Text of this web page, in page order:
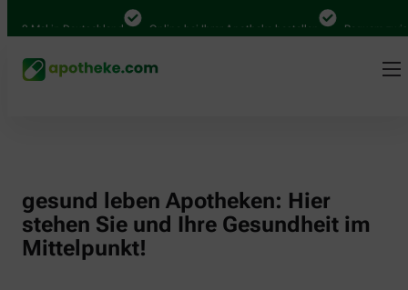
Mal in Deutschland Online bei Ihrer Apotheke bestellen Bequem
gesund leben Apotheken: Hier
stehen Sie und Ihre Gesundheit im
Mittelpunkt!